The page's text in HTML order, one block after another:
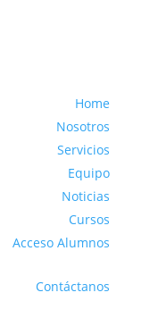
Home
Nosotros
Servicios
Equipo
Noticias
Cursos
Acceso Alumnos
Contáctanos